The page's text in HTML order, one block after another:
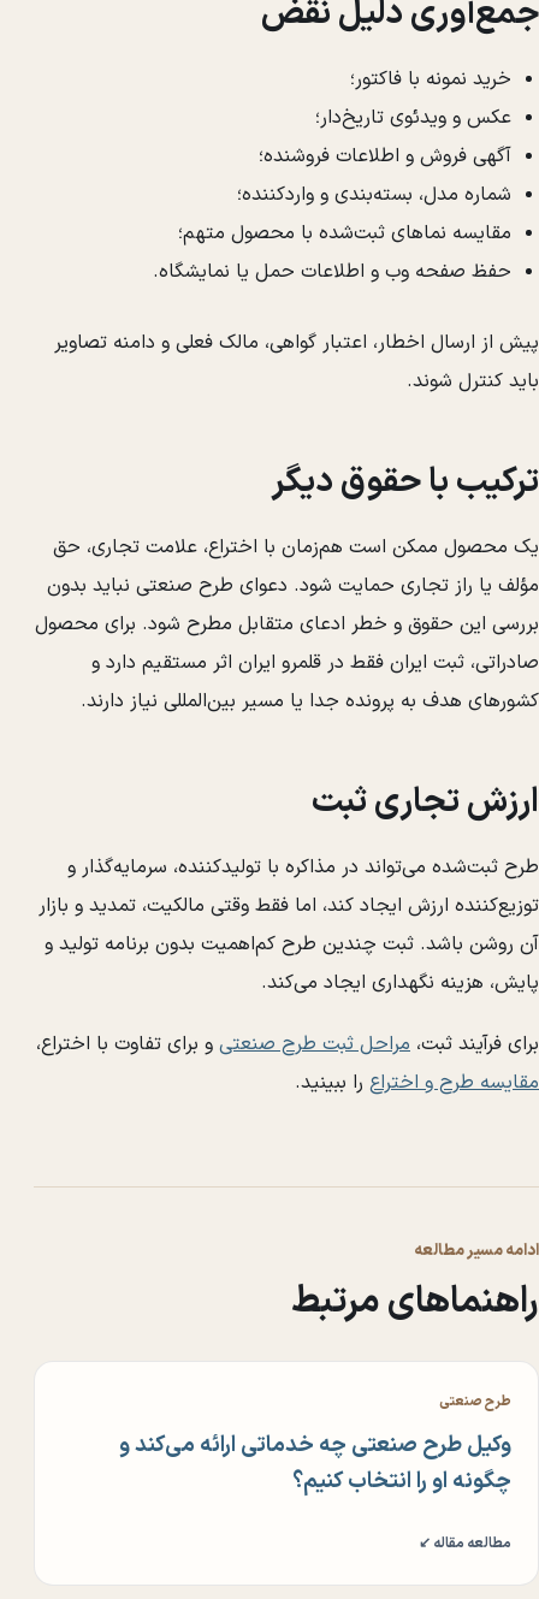
جمع‌آوری دلیل نقض
خرید نمونه با فاکتور؛
عکس و ویدئوی تاریخ‌دار؛
آگهی فروش و اطلاعات فروشنده؛
شماره مدل، بسته‌بندی و واردکننده؛
مقایسه نماهای ثبت‌شده با محصول متهم؛
حفظ صفحه وب و اطلاعات حمل یا نمایشگاه.
پیش از ارسال اخطار، اعتبار گواهی، مالک فعلی و دامنه تصاویر
باید کنترل شوند.
ترکیب با حقوق دیگر
یک محصول ممکن است هم‌زمان با اختراع، علامت تجاری، حق
مؤلف یا راز تجاری حمایت شود. دعوای طرح صنعتی نباید بدون
بررسی این حقوق و خطر ادعای متقابل مطرح شود. برای محصول
صادراتی، ثبت ایران فقط در قلمرو ایران اثر مستقیم دارد و
کشورهای هدف به پرونده جدا یا مسیر بین‌المللی نیاز دارند.
ارزش تجاری ثبت
طرح ثبت‌شده می‌تواند در مذاکره با تولیدکننده، سرمایه‌گذار و
توزیع‌کننده ارزش ایجاد کند، اما فقط وقتی مالکیت، تمدید و بازار
آن روشن باشد. ثبت چندین طرح کم‌اهمیت بدون برنامه تولید و
پایش، هزینه نگهداری ایجاد می‌کند.
برای فرآیند ثبت، مراحل ثبت طرح صنعتی و برای تفاوت با اختراع،
مقایسه طرح و اختراع را ببینید.
ادامه مسیر مطالعه
راهنماهای مرتبط
طرح صنعتی
وکیل طرح صنعتی چه خدماتی ارائه می‌کند و
چگونه او را انتخاب کنیم؟
مطالعه مقاله ↙